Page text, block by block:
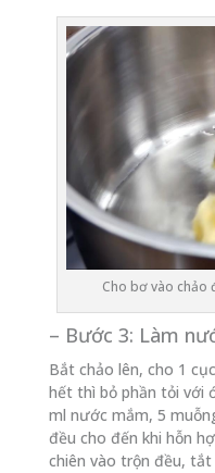
Cho bơ vào chảo
– Bước 3: Làm
Bắt chảo lên, cho 1
hết thì bỏ phần tỏi với
ml nước mắm, 5
đều cho đến khi hỗn
chiên vào trộn đều, tắt